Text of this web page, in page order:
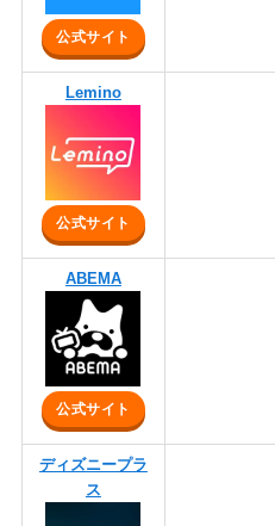
公式サイト
Lemino
公式サイト
ABEMA
公式サイト
ディズニープラ
ス